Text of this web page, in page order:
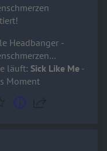
Headbanger -
läuft: Sick Like Me -
Moment